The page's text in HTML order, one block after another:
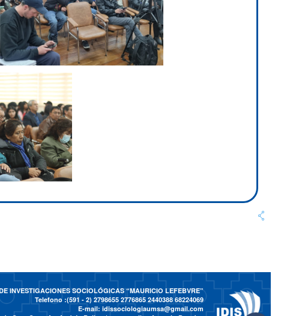
INVESTIGACIONES SOCIOLÓGICAS “MAURICIO LEFEBVRE”
Telefono :(591 - 2) 2798655 2776865 2440388 68224069
E-mail: idissociologiaumsa@gmail.com